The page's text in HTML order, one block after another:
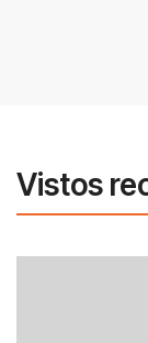
Vistos